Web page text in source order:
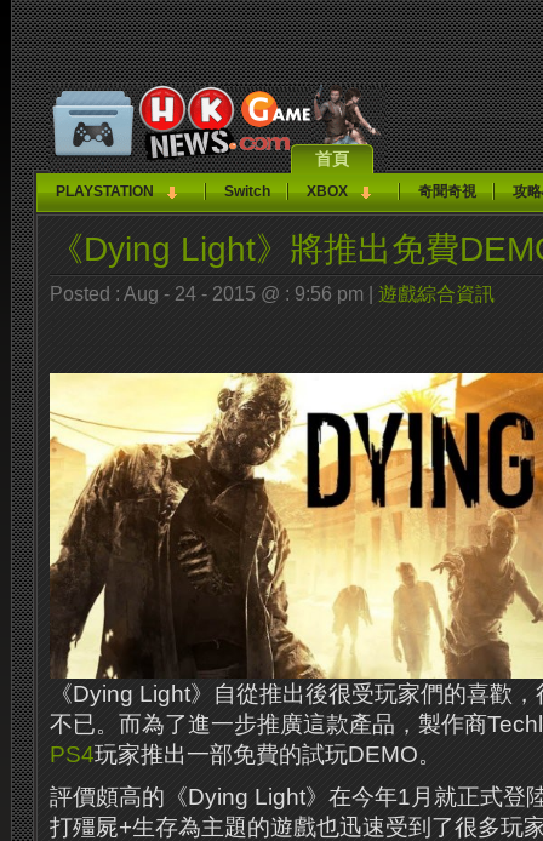
首頁
PLAYSTATION Switch XBOX 奇聞奇視 攻
《Dying Light》將推出免費
Posted : Aug - 24 - 2015 @ : 9:56 pm | 遊戲綜合資訊
《Dying Light》自從推出後很受玩家們的喜歡
不已。而為了進一步推廣這款產品，製作商
PS4玩家推出一部免費的試玩DEMO。
評價頗高的《Dying Light》在今年1月就正式登
打殭屍+生存為主題的遊戲也迅速受到了很多玩